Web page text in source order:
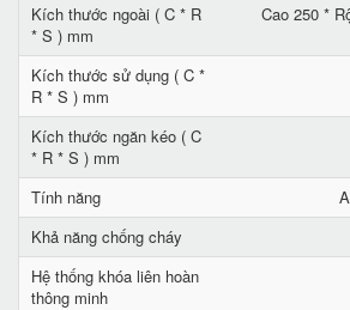
Kích thước ngoài ( C * R
* S ) mm
Cao 250 *
Kích thước sử dụng ( C *
R * S ) mm
Kích thước ngăn kéo ( C
* R * S ) mm
Tính năng
Khả năng chống cháy
Hệ thống khóa liên hoàn
thông minh